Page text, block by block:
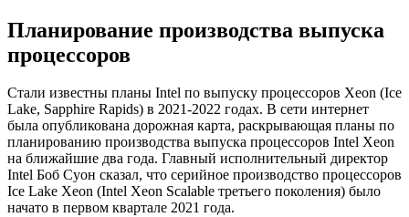
Планирование производства выпуска
процессоров
Стали известны планы Intel по выпуску процессоров Xeon (Ice
Lake, Sapphire Rapids) в 2021-2022 годах. В сети интернет
была опубликована дорожная карта, раскрывающая планы по
планированию производства выпуска процессоров Intel Xeon
на ближайшие два года. Главный исполнительный директор
Intel Боб Суон сказал, что серийное производство процессоров
Ice Lake Xeon (Intel Xeon Scalable третьего поколения) было
начато в первом квартале 2021 года.